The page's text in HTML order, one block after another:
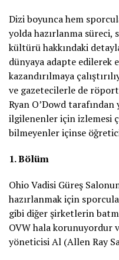
Dizi boyunca hem
yolda hazırlanma süreci,
kültürü hakkındaki
dünyaya adapte edilerek
kazandırılmaya
ve gazetecilerle de
Ryan O’Dowd
ilgilenenler için izlemesi
bilmeyenler içinse
1. Bölüm
Ohio Vadisi Güreş
hazırlanmak için
gibi diğer şirketlerin
OVW hala korunuyordur
yöneticisi Al (Allen Ray